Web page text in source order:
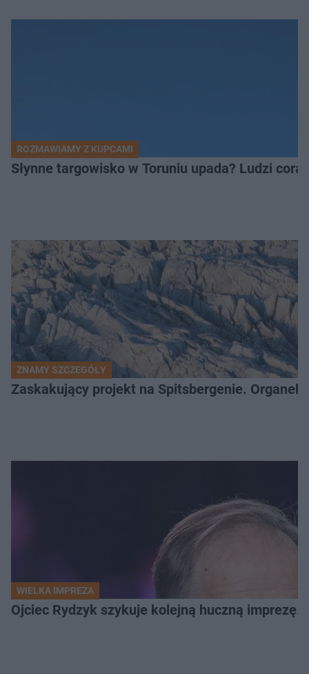
ROZMAWIAMY Z KUPCAMI
Słynne targowisko w Toruniu upada? Ludzi
ZNAMY SZCZEGÓŁY
Zaskakujący projekt na Spitsbergenie.
WIELKA IMPREZA
Ojciec Rydzyk szykuje kolejną huczną imprezę.